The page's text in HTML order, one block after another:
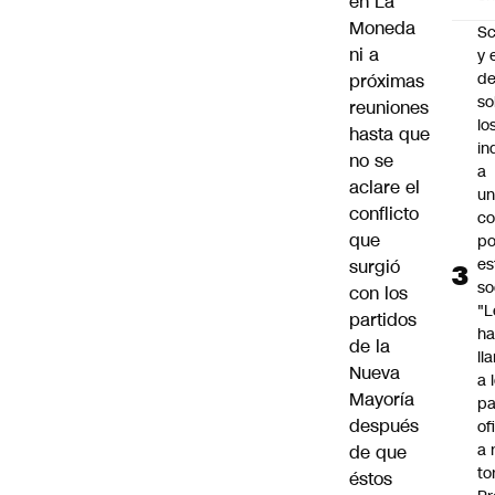
Moneda
ni a
próximas
reuniones
hasta que
no se
aclare el
conflicto
que
surgió
con los
partidos
de la
Nueva
Mayoría
después
de que
éstos
y
a
a
a